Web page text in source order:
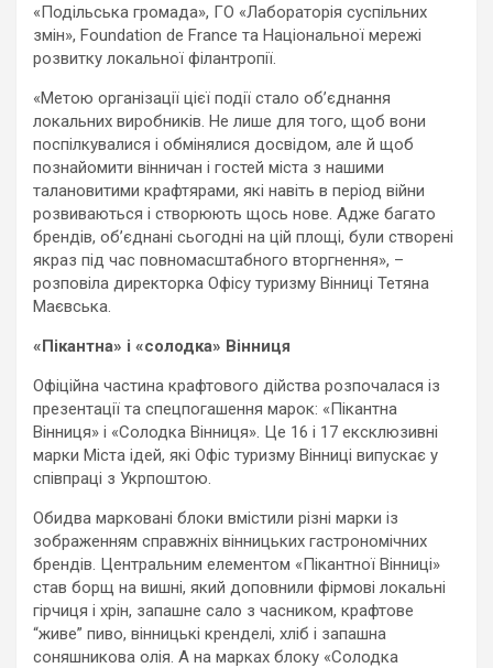
«Подільська громада», ГО «Лабораторія суспільних
змін», Foundation de France та Національної мережі
розвитку локальної філантропії.
«Метою організації цієї події стало об’єднання
локальних виробників. Не лише для того, щоб вони
поспілкувалися і обмінялися досвідом, але й щоб
познайомити вінничан і гостей міста з нашими
талановитими крафтярами, які навіть в період війни
розвиваються і створюють щось нове. Адже багато
брендів, об’єднані сьогодні на цій площі, були створені
якраз під час повномасштабного вторгнення», –
розповіла директорка Офісу туризму Вінниці Тетяна
Маєвська.
«Пікантна» і «солодка» Вінниця
Офіційна частина крафтового дійства розпочалася із
презентації та спецпогашення марок: «Пікантна
Вінниця» і «Солодка Вінниця». Це 16 і 17 ексклюзивні
марки Міста ідей, які Офіс туризму Вінниці випускає у
співпраці з Укрпоштою.
Обидва марковані блоки вмістили різні марки із
зображенням справжніх вінницьких гастрономічних
брендів. Центральним елементом «Пікантної Вінниці»
став борщ на вишні, який доповнили фірмові локальні
гірчиця і хрін, запашне сало з часником, крафтове
“живе” пиво, вінницькі кренделі, хліб і запашна
соняшникова олія. А на марках блоку «Солодка